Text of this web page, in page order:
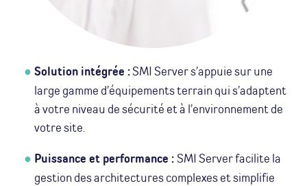
Solution intégrée :SMI Server s’appuie sur une
large gamme d’équipements terrain qui s’adaptent
à votre niveau de sécurité et à l’environnement de
votre site.
Puissance et performance :SMI Server facilite la
gestion des architectures complexes et simplifie